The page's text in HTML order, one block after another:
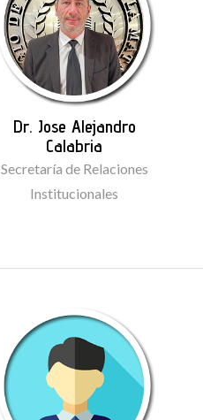
Dr. Jose Alejandro
Calabria
Secretaría de Relaciones
Institucionales